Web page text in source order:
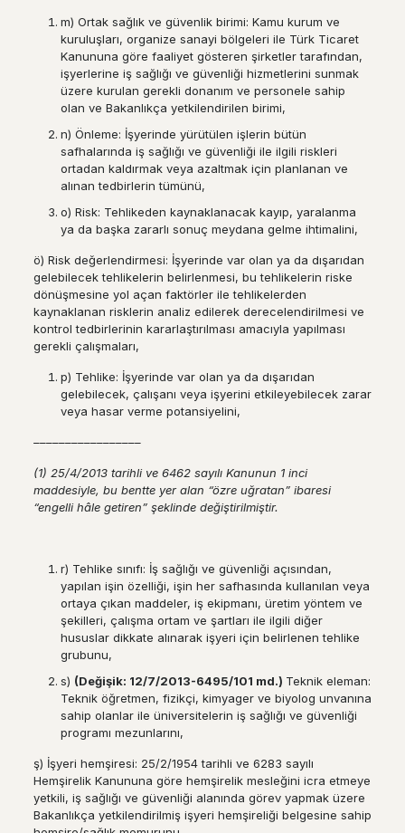
m) Ortak sağlık ve güvenlik birimi: Kamu kurum ve
kuruluşları, organize sanayi bölgeleri ile Türk Ticaret
Kanununa göre faaliyet gösteren şirketler tarafından,
işyerlerine iş sağlığı ve güvenliği hizmetlerini sunmak
üzere kurulan gerekli donanım ve personele sahip
olan ve Bakanlıkça yetkilendirilen birimi,
n) Önleme: İşyerinde yürütülen işlerin bütün
safhalarında iş sağlığı ve güvenliği ile ilgili riskleri
ortadan kaldırmak veya azaltmak için planlanan ve
alınan tedbirlerin tümünü,
o) Risk: Tehlikeden kaynaklanacak kayıp, yaralanma
ya da başka zararlı sonuç meydana gelme ihtimalini,
ö) Risk değerlendirmesi: İşyerinde var olan ya da dışarıdan
gelebilecek tehlikelerin belirlenmesi, bu tehlikelerin riske
dönüşmesine yol açan faktörler ile tehlikelerden
kaynaklanan risklerin analiz edilerek derecelendirilmesi ve
kontrol tedbirlerinin kararlaştırılması amacıyla yapılması
gerekli çalışmaları,
p) Tehlike: İşyerinde var olan ya da dışarıdan
gelebilecek, çalışanı veya işyerini etkileyebilecek zarar
veya hasar verme potansiyelini,
–––––––––––––––––
(1) 25/4/2013 tarihli ve 6462 sayılı Kanunun 1 inci
maddesiyle, bu bentte yer alan “özre uğratan” ibaresi
“engelli hâle getiren” şeklinde değiştirilmiştir.
r) Tehlike sınıfı: İş sağlığı ve güvenliği açısından,
yapılan işin özelliği, işin her safhasında kullanılan veya
ortaya çıkan maddeler, iş ekipmanı, üretim yöntem ve
şekilleri, çalışma ortam ve şartları ile ilgili diğer
hususlar dikkate alınarak işyeri için belirlenen tehlike
grubunu,
s) (Değişik: 12/7/2013-6495/101 md.) Teknik eleman:
Teknik öğretmen, fizikçi, kimyager ve biyolog unvanına
sahip olanlar ile üniversitelerin iş sağlığı ve güvenliği
programı mezunlarını,
ş) İşyeri hemşiresi: 25/2/1954 tarihli ve 6283 sayılı
Hemşirelik Kanununa göre hemşirelik mesleğini icra etmeye
yetkili, iş sağlığı ve güvenliği alanında görev yapmak üzere
Bakanlıkça yetkilendirilmiş işyeri hemşireliği belgesine sahip